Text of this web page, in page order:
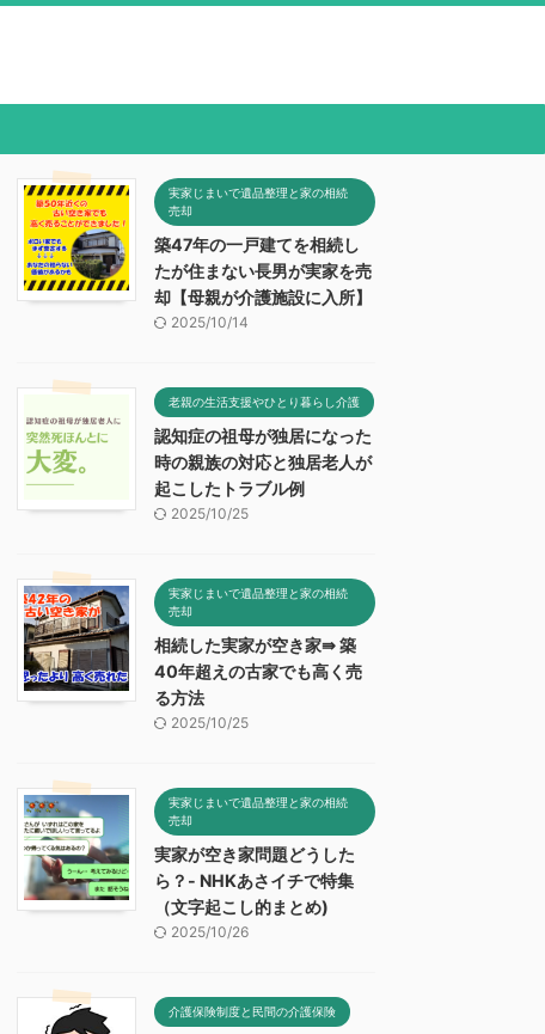
実家じまいで遺品整理と家の相続
売却
築47年の一戸建てを相続し
たが住まない長男が実家を売
却【母親が介護施設に入所】
2025/10/14
老親の生活支援やひとり暮らし介護
認知症の祖母が独居になった
時の親族の対応と独居老人が
起こしたトラブル例
2025/10/25
実家じまいで遺品整理と家の相続
売却
相続した実家が空き家⇛ 築
40年超えの古家でも高く売
る方法
2025/10/25
実家じまいで遺品整理と家の相続
売却
実家が空き家問題どうした
ら？- NHKあさイチで特集
（文字起こし的まとめ)
2025/10/26
介護保険制度と民間の介護保険